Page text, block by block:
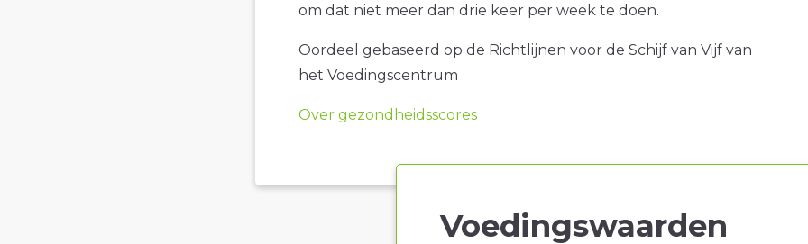
om dat niet meer dan drie keer per week te doen.
Oordeel gebaseerd op de Richtlijnen voor de Schijf van Vijf van
het Voedingscentrum
Over gezondheidsscores
Voedingswaarden